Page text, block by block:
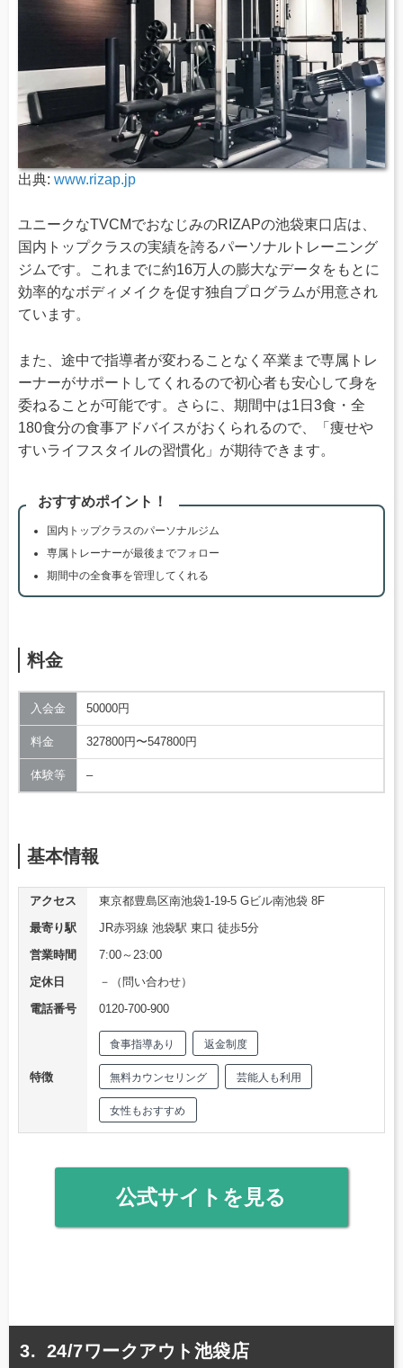
出典: www.rizap.jp
ユニークなTVCMでおなじみのRIZAPの池袋東口店は、
国内トップクラスの実績を誇るパーソナルトレーニング
ジムです。これまでに約16万人の膨大なデータをもとに
効率的なボディメイクを促す独自プログラムが用意され
ています。
また、途中で指導者が変わることなく卒業まで専属トレ
ーナーがサポートしてくれるので初心者も安心して身を
委ねることが可能です。さらに、期間中は1日3食・全
180食分の食事アドバイスがおくられるので、「痩せや
すいライフスタイルの習慣化」が期待できます。
おすすめポイント！
国内トップクラスのパーソナルジム
専属トレーナーが最後までフォロー
期間中の全食事を管理してくれる
料金
入会金 50000円
料金 327800円〜547800円
体験等 –
基本情報
アクセス
東京都豊島区南池袋1-19-5 Gビル南池袋 8F
最寄り駅
JR赤羽線 池袋駅 東口 徒歩5分
営業時間
7:00～23:00
定休日
－（問い合わせ）
電話番号
0120-700-900
特徴
食事指導あり 返金制度
無料カウンセリング 芸能人も利用
女性もおすすめ
公式サイトを見る
24/7ワークアウト池袋店